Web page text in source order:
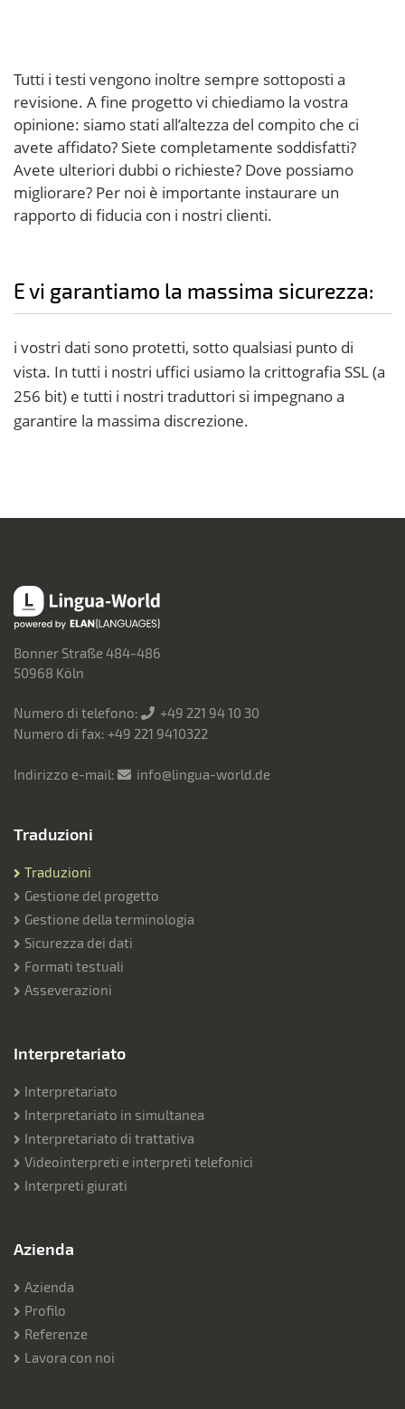
Tutti i testi vengono inoltre sempre sottoposti a
revisione. A fine progetto vi chiediamo la vostra
opinione: siamo stati all’altezza del compito che ci
avete affidato? Siete completamente soddisfatti?
Avete ulteriori dubbi o richieste? Dove possiamo
migliorare? Per noi è importante instaurare un
rapporto di fiducia con i nostri clienti.
E vi garantiamo la massima sicurezza:
i vostri dati sono protetti, sotto qualsiasi punto di
vista. In tutti i nostri uffici usiamo la crittografia SSL (a
256 bit) e tutti i nostri traduttori si impegnano a
garantire la massima discrezione.
Lingua-World
Bonner Straße 484-486
50968 Köln
Numero di telefono:
+49 221 94 10 30
Numero di fax: +49 221 9410322
Indirizzo e-mail: info@lingua-world.de
Traduzioni
Traduzioni
Gestione del progetto
Gestione della terminologia
Sicurezza dei dati
Formati testuali
Asseverazioni
Interpretariato
Interpretariato
Interpretariato in simultanea
Interpretariato di trattativa
Videointerpreti e interpreti telefonici
Interpreti giurati
Azienda
Azienda
Profilo
Referenze
Lavora con noi